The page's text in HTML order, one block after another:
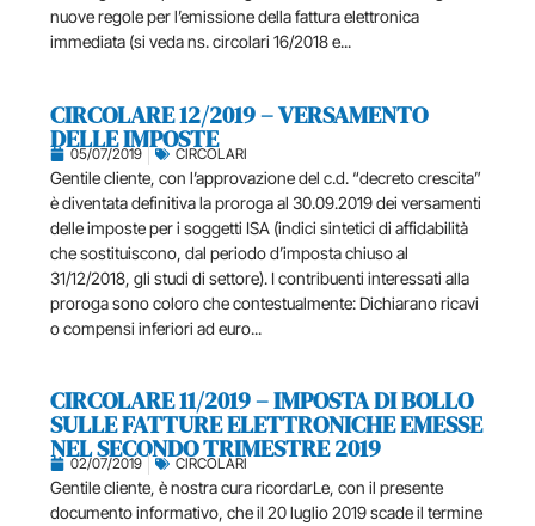
nuove regole per l’emissione della fattura elettronica
immediata (si veda ns. circolari 16/2018 e...
CIRCOLARE 12/2019 – VERSAMENTO
DELLE IMPOSTE
05/07/2019 CIRCOLARI
Gentile cliente, con l’approvazione del c.d. “decreto crescita”
è diventata definitiva la proroga al 30.09.2019 dei versamenti
delle imposte per i soggetti ISA (indici sintetici di affidabilità
che sostituiscono, dal periodo d’imposta chiuso al
31/12/2018, gli studi di settore). I contribuenti interessati alla
proroga sono coloro che contestualmente: Dichiarano ricavi
o compensi inferiori ad euro...
CIRCOLARE 11/2019 – IMPOSTA DI BOLLO
SULLE FATTURE ELETTRONICHE EMESSE
NEL SECONDO TRIMESTRE 2019
02/07/2019 CIRCOLARI
Gentile cliente, è nostra cura ricordarLe, con il presente
documento informativo, che il 20 luglio 2019 scade il termine